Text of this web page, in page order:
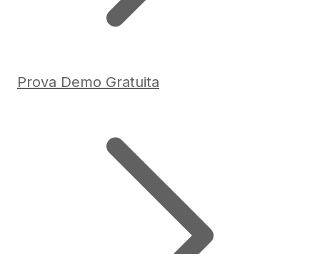
Prova Demo Gratuita